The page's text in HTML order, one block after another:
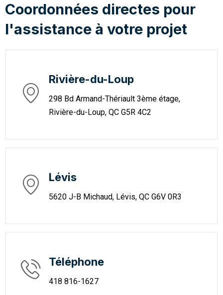
Coordonnées directes pour
l'assistance à votre projet
Rivière-du-Loup
298 Bd Armand-Thériault 3ème étage,
Rivière-du-Loup, QC G5R 4C2
Lévis
5620 J-B Michaud, Lévis, QC G6V 0R3
Téléphone
418 816-1627